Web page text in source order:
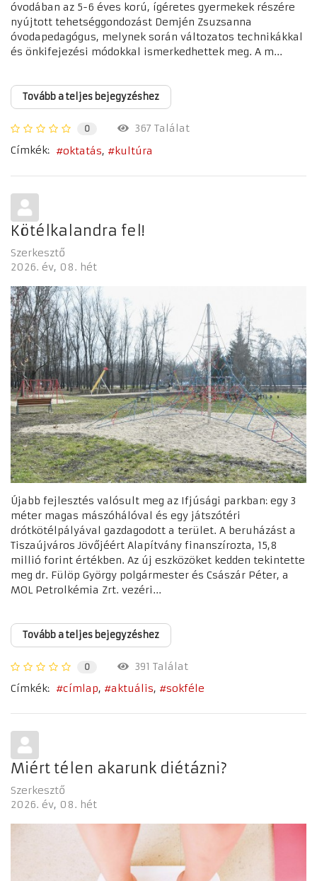
óvodában az 5-6 éves korú, ígéretes gyermekek részére
nyújtott tehetséggondozást Demjén Zsuzsanna
óvodapedagógus, melynek során változatos technikákkal
és önkifejezési módokkal ismerkedhettek meg. A m...
Tovább a teljes bejegyzéshez
0
367 Találat
Címkék:
oktatás kultúra
Kötélkalandra fel!
Szerkesztő
2026. év 08. hét
Újabb fejlesztés valósult meg az Ifjúsági parkban: egy 3
méter magas mászóhálóval és egy játszótéri
drótkötélpályával gazdagodott a terület. A beruházást a
Tiszaújváros Jövőjéért Alapítvány finanszírozta, 15,8
millió forint értékben. Az új eszközöket kedden tekintette
meg dr. Fülöp György polgármester és Császár Péter, a
MOL Petrolkémia Zrt. vezéri...
Tovább a teljes bejegyzéshez
0
391 Találat
Címkék:
címlap aktuális sokféle
Miért télen akarunk diétázni?
Szerkesztő
2026. év 08. hét